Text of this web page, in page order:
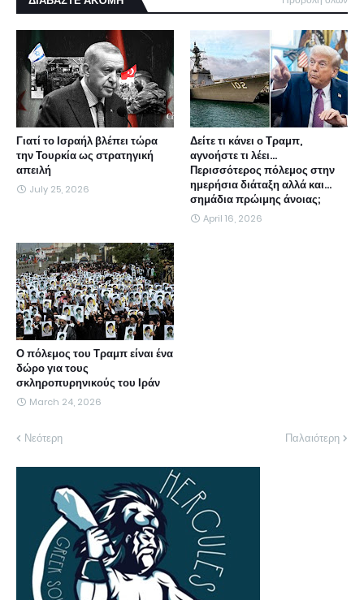
Γιατί το Ισραήλ βλέπει τώρα
την Τουρκία ως στρατηγική
απειλή
July 25, 2026
Δείτε τι κάνει ο Τραμπ,
αγνοήστε τι λέει...
Περισσότερος πόλεμος στην
ημερήσια διάταξη αλλά και...
σημάδια πρώιμης άνοιας;
April 16, 2026
Ο πόλεμος του Τραμπ είναι ένα
δώρο για τους
σκληροπυρηνικούς του Ιράν
March 24, 2026
Νεότερη Παλαιότερη